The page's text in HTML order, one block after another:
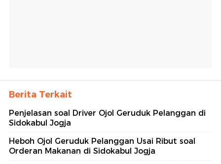
Berita Terkait
Penjelasan soal Driver Ojol Geruduk Pelanggan di
Sidokabul Jogja
Heboh Ojol Geruduk Pelanggan Usai Ribut soal
Orderan Makanan di Sidokabul Jogja